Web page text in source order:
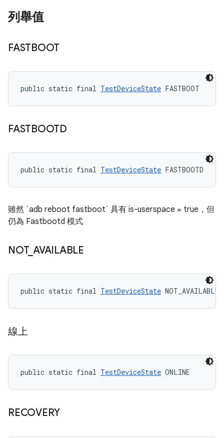
列舉值
FASTBOOT
public static final TestDeviceState FASTBOOT
FASTBOOTD
public static final TestDeviceState FASTBOOTD
雖然 `adb reboot fastboot` 具有 is-userspace = true，但
仍為 Fastbootd 模式
NOT_ AVAILABLE
public static final TestDeviceState NOT_AVAILABLE
線上
public static final TestDeviceState ONLINE
RECOVERY